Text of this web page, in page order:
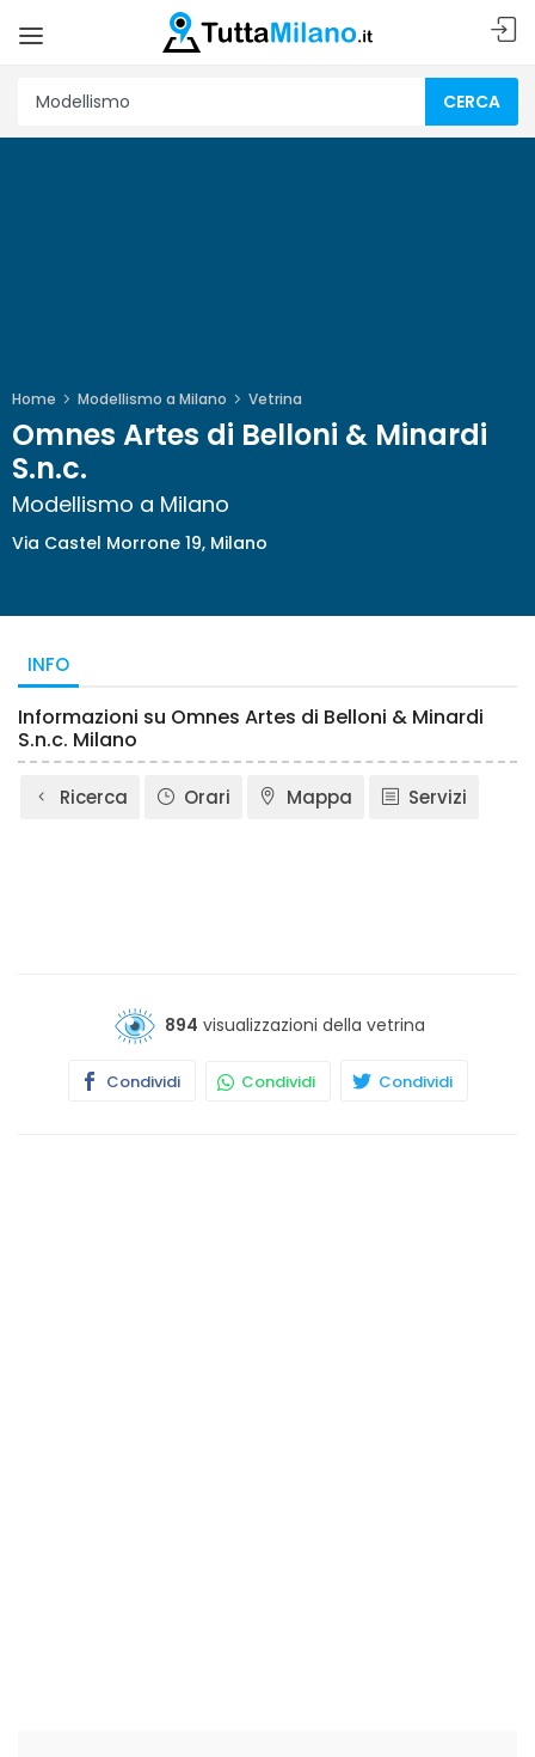
CERCA
Home Modellismo a Milano Vetrina
Omnes Artes di Belloni & Minardi
S.n.c.
Modellismo a Milano
Via Castel Morrone 19, Milano
INFO
Informazioni su Omnes Artes di Belloni & Minardi
S.n.c. Milano
Ricerca Orari Mappa Servizi
894 visualizzazioni della vetrina
Condividi Condividi Condividi